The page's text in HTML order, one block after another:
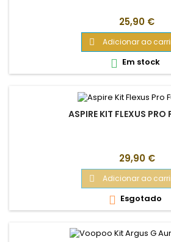
Preço
25,90 €
 Adicionar ao
 Em stock
ASPIRE KIT FLEXUS PRO
Preço
29,90 €
 Adicionar ao
 Esgotado